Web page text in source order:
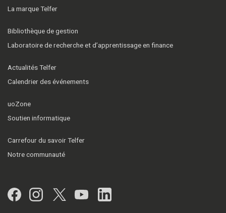
La marque Telfer
Bibliothèque de gestion
Laboratoire de recherche et d’apprentissage en finance
Actualités Telfer
Calendrier des événements
uoZone
Soutien informatique
Carrefour du savoir Telfer
Notre communauté
Facebook
Instagram
Twitter
YouTubeLinkedIn